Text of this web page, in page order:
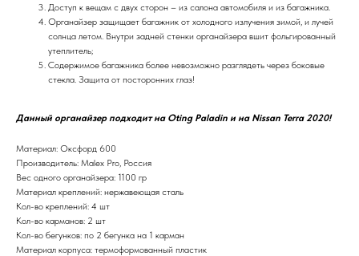
Доступ к вещам с двух сторон – из салона автомобиля и из багажника.
Органайзер защищает багажник от холодного излучения зимой, и лучей
солнца летом. Внутри задней стенки органайзера вшит фольгированный
утеплитель;
Содержимое багажника более невозможно разглядеть через боковые
стекла. Защита от посторонних глаз!
Данный органайзер подходит на Oting Paladin и на Nissan Terra 2020!
Материал: Оксфорд 600
Производитель: Malex Pro, Россия
Вес одного органайзера: 1100 гр
Материал креплений: нержавеющая сталь
Кол-во креплений: 4 шт
Кол-во карманов: 2 шт
Кол-во бегунков: по 2 бегунка на 1 карман
Материал корпуса: термоформованный пластик